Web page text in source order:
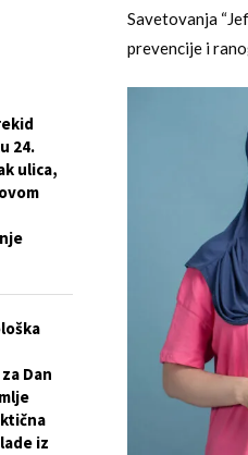
Savetovanja
prevencije i
24.
ulica,
Dan
iz